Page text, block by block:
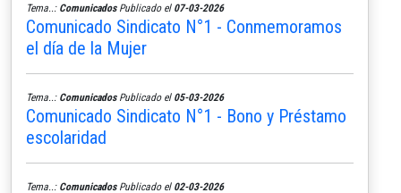
Tema..: ComunicadosPublicado el 07-03-2026
Comunicado Sindicato N°1 - Conmemoramos
el día de la Mujer
Tema..: ComunicadosPublicado el 05-03-2026
Comunicado Sindicato N°1 - Bono y Préstamo
escolaridad
Tema..: ComunicadosPublicado el 02-03-2026